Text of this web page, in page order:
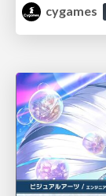
cygames